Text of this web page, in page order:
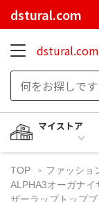
dstural.com
dstural.com
マイストア
TOP ファッショ
ALPHA3オーガナイ
ザーラップトップ